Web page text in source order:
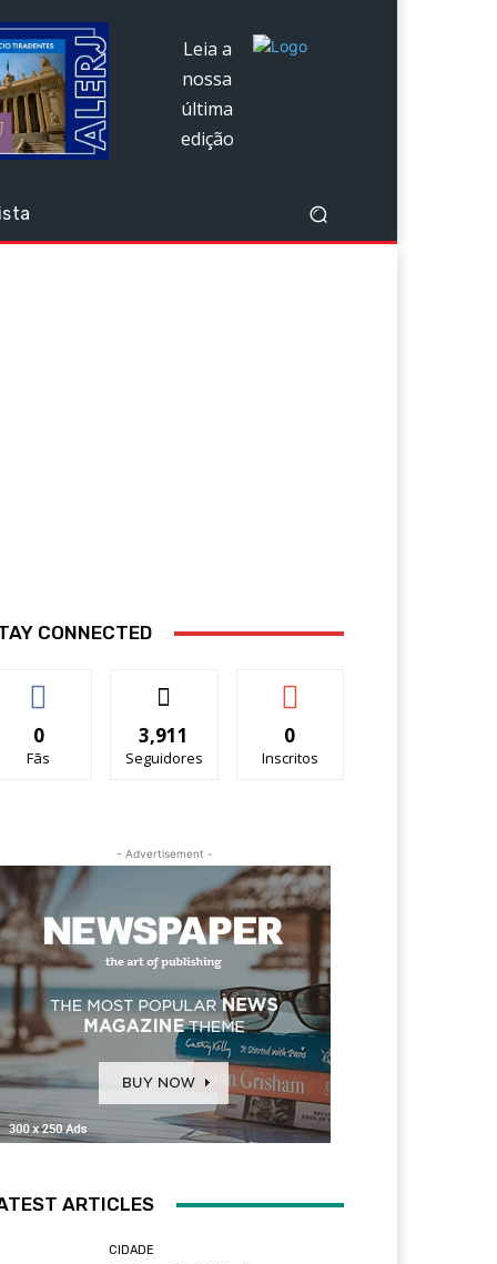
Leia a
nossa
última
edição
CONNECTED
0
Fãs
3,911
Seguidores
0
Inscritos
- Advertisement -
ARTICLES
CIDADE